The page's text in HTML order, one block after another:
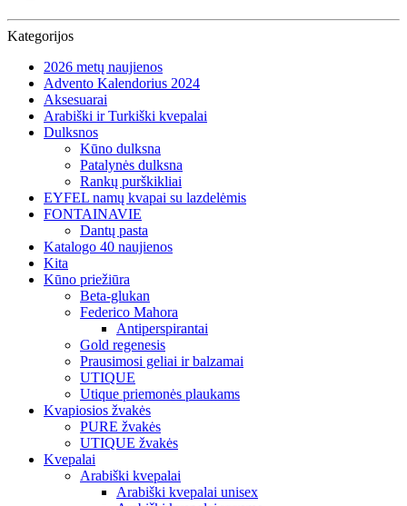
Kategorijos
2026 metų naujienos
Advento Kalendorius 2024
Aksesuarai
Arabiški ir Turkiški kvepalai
Dulksnos
Kūno dulksna
Patalynės dulksna
Rankų purškikliai
EYFEL namų kvapai su lazdelėmis
FONTAINAVIE
Dantų pasta
Katalogo 40 naujienos
Kita
Kūno priežiūra
Beta-glukan
Federico Mahora
Antiperspirantai
Gold regenesis
Prausimosi geliai ir balzamai
UTIQUE
Utique priemonės plaukams
Kvapiosios žvakės
PURE žvakės
UTIQUE žvakės
Kvepalai
Arabiški kvepalai
Arabiški kvepalai unisex